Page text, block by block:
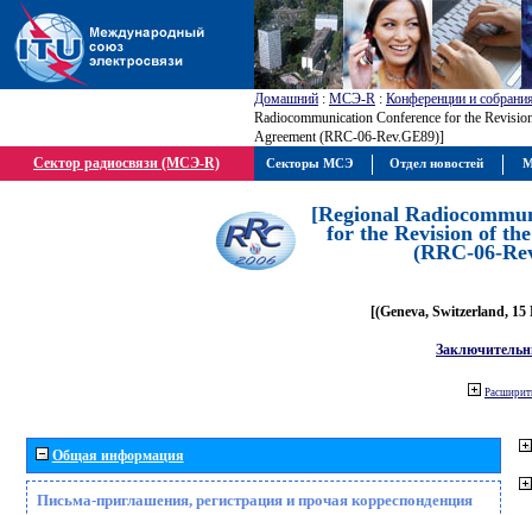
Домашний : МСЭ-R : Конференции и
Radiocommunication Conference for the
Agreement (RRC-06-Rev.GE89)]
Сектор радиосвязи (МСЭ-R)
[Regional
for the Revision of
(RRC-06-
[(Geneva, Switzerland, 15
Общая информация
Письма-приглашения, регистрация и прочая корреспонденция
Секторы МСЭ Отдел новостей